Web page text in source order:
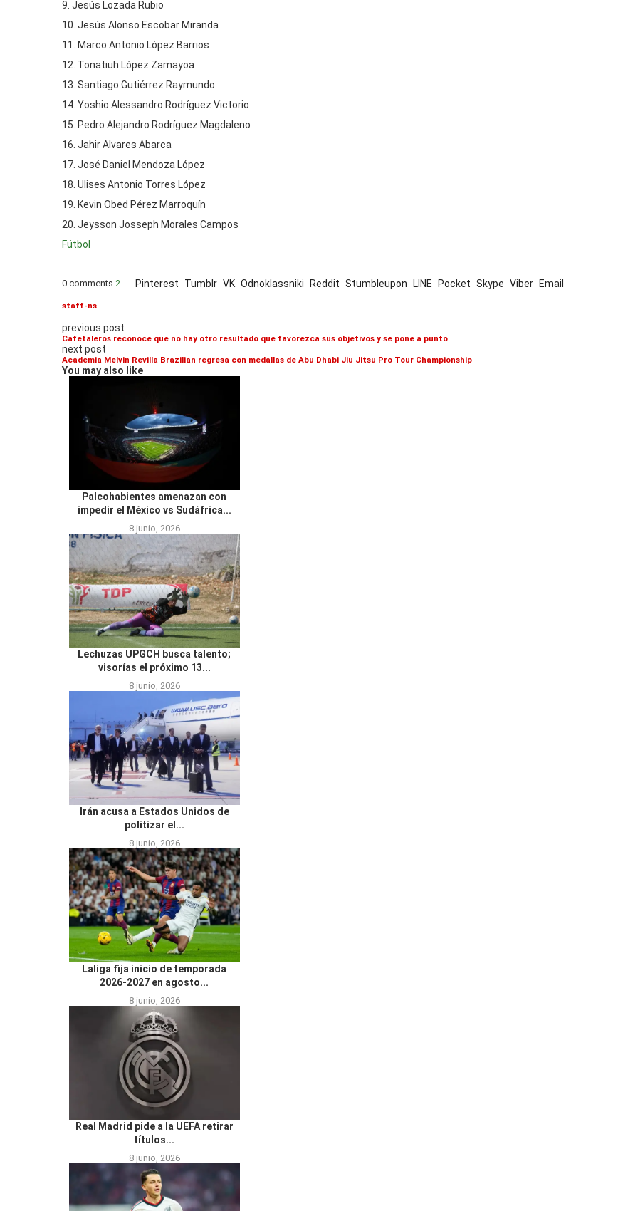
9. Jesús Lozada Rubio
10. Jesús Alonso Escobar Miranda
11. Marco Antonio López Barrios
12. Tonatiuh López Zamayoa
13. Santiago Gutiérrez Raymundo
14. Yoshio Alessandro Rodríguez Victorio
15. Pedro Alejandro Rodríguez Magdaleno
16. Jahir Alvares Abarca
17. José Daniel Mendoza López
18. Ulises Antonio Torres López
19. Kevin Obed Pérez Marroquín
20. Jeysson Josseph Morales Campos
Fútbol
0 comments 2 Pinterest Tumblr VK Odnoklassniki Reddit Stumbleupon LINE Pocket Skype Viber Email
staff-ns
previous post
Cafetaleros reconoce que no hay otro resultado que favorezca sus objetivos y se pone a punto
next post
Academia Melvin Revilla Brazilian regresa con medallas de Abu Dhabi Jiu Jitsu Pro Tour Championship
You may also like
Palcohabientes amenazan con
impedir el México vs Sudáfrica...
8 junio, 2026
Lechuzas UPGCH busca talento;
visorías el próximo 13...
8 junio, 2026
Irán acusa a Estados Unidos de
politizar el...
8 junio, 2026
Laliga fija inicio de temporada
2026-2027 en agosto...
8 junio, 2026
Real Madrid pide a la UEFA retirar
títulos...
8 junio, 2026